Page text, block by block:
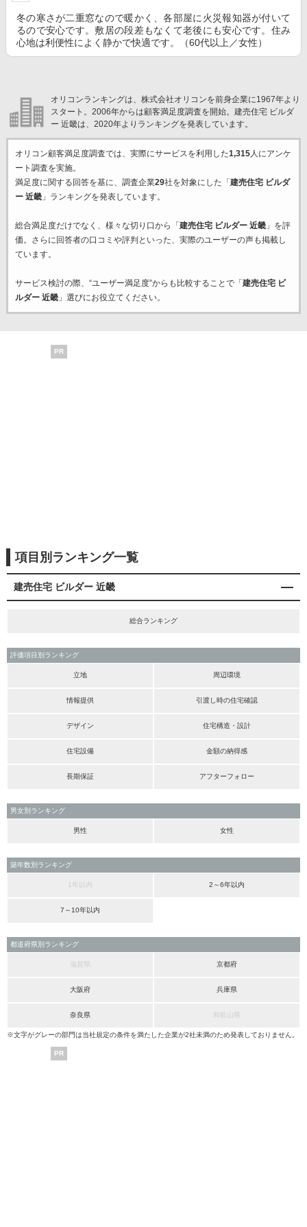
冬の寒さが二重窓なので暖かく、各部屋に火災報知器が付いて
るので安心です。敷居の段差もなくて老後にも安心です。住み
心地は利便性によく静かで快適です。（60代以上／女性）
オリコンランキングは、株式会社オリコンを前身企業に1967年より
スタート。2006年からは顧客満足度調査を開始。建売住宅 ビルダ
ー 近畿は、2020年よりランキングを発表しています。
オリコン顧客満足度調査では、実際にサービスを利用した1,315人にアンケ
ート調査を実施。
満足度に関する回答を基に、調査企業29社を対象にした「 建売住宅 ビルダ
ー 近畿」ランキングを発表しています。
総合満足度だけでなく、様々な切り口から「 建売住宅 ビルダー 近畿」を評
価。さらに回答者の口コミや評判といった、実際のユーザーの声も掲載し
ています。
サービス検討の際、“ユーザー満足度”からも比較することで「 建売住宅 ビ
ルダー 近畿」選びにお役立てください。
PR
項目別ランキング一覧
建売住宅 ビルダー 近畿
総合ランキング
評価項目別ランキング
立地 周辺環境
情報提供 引渡し時の住宅確認
デザイン 住宅構造・設計
住宅設備 金額の納得感
長期保証 アフターフォロー
男女別ランキング
男性 女性
築年数別ランキング
1年以内 2～6年以内
7～10年以内
都道府県別ランキング
滋賀県 京都府
大阪府 兵庫県
奈良県 和歌山県
※文字がグレーの部門は当社規定の条件を満たした企業が2社未満のため発表しておりません。
PR